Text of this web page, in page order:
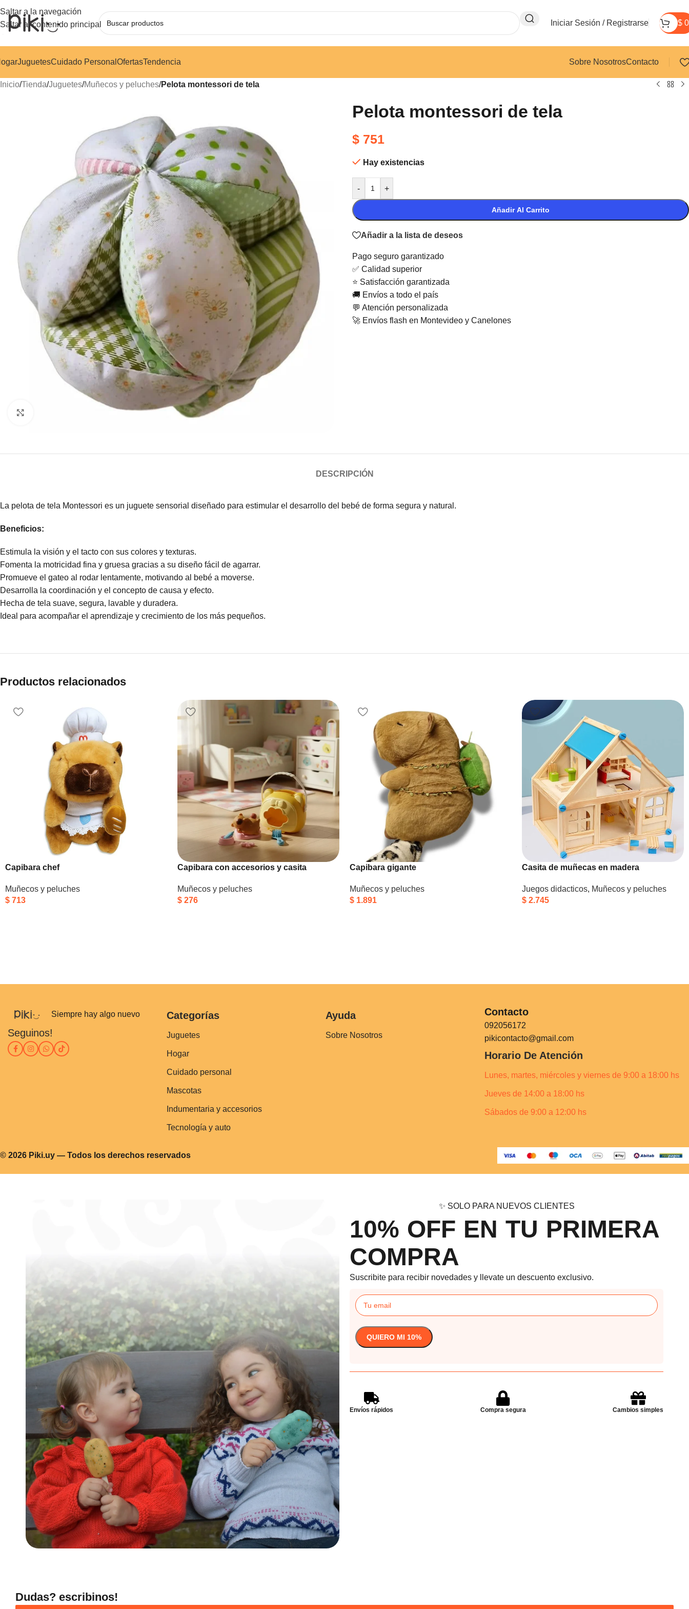
Saltar a la navegación
Saltar al contenido principal
Iniciar Sesión / Registrarse $ 0
JuguetesCuidado Personal OfertasTendencia Sobre NosotrosContacto
Inicio/Tienda/Juguetes/Muñecos y peluches/Pelota montessori de tela
Pelota montessori de tela
$ 751
Hay existencias
- +
Añadir Al Carrito
Añadir a la lista de deseos
Pago seguro garantizado
✅ Calidad superior
⭐ Satisfacción garantizada
🚚 Envíos a todo el país
💬 Atención personalizada
🚀 Envíos flash en Montevideo y Canelones
DESCRIPCIÓN
La pelota de tela Montessori es un juguete sensorial diseñado para estimular el desarrollo del bebé de forma segura y natural.
Beneficios:
Estimula la visión y el tacto con sus colores y texturas.
Fomenta la motricidad fina y gruesa gracias a su diseño fácil de agarrar.
Promueve el gateo al rodar lentamente, motivando al bebé a moverse.
Desarrolla la coordinación y el concepto de causa y efecto.
Hecha de tela suave, segura, lavable y duradera.
Ideal para acompañar el aprendizaje y crecimiento de los más pequeños.
Productos relacionados
Capibara chef
Muñecos y peluches
$ 713
Capibara con accesorios y casita
Muñecos y peluches
$ 276
Capibara gigante
Muñecos y peluches
$ 1.891
Casita de muñecas en madera
Juegos didacticos, Muñecos y peluches
$ 2.745
Siempre hay algo nuevo
Seguinos!
Categorías
Juguetes
Hogar
Cuidado personal
Mascotas
Indumentaria y accesorios
Tecnología y auto
Ayuda
Sobre Nosotros
Contacto
092056172
pikicontacto@gmail.com
Horario De Atención
Lunes, martes, miércoles y viernes de 9:00 a 18:00 hs
Jueves de 14:00 a 18:00 hs
Sábados de 9:00 a 12:00 hs
© 2026 Piki.uy — Todos los derechos reservados
✨ SOLO PARA NUEVOS CLIENTES
10% OFF EN TU PRIMERA
COMPRA
Suscribite para recibir novedades y llevate un descuento exclusivo.
Envíos rápidos Compra segura Cambios simples
Dudas? escribinos!